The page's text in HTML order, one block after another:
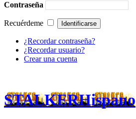
Contraseña
Recuérdeme
¿Recordar contraseña?
¿Recordar usuario?
Crear una cuenta
STALKERHispano